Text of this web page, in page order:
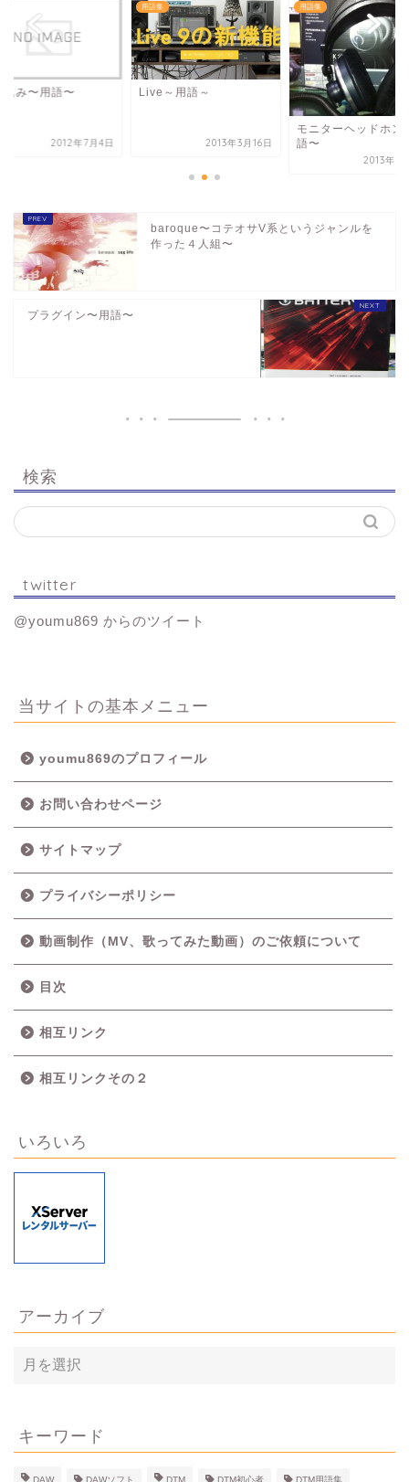
込み〜用語〜
2012年7月4日
用語集
Live～用語～
2013年3月16日
用語集
モニターヘッドホン
語〜
2013年8
baroque〜コテオサV系というジャンルを
作った４人組〜
プラグイン〜用語〜
検索
twitter
@youmu869 からのツイート
当サイトの基本メニュー
youmu869のプロフィール
お問い合わせページ
サイトマップ
プライバシーポリシー
動画制作（MV、歌ってみた動画）のご依頼について
目次
相互リンク
相互リンクその２
いろいろ
アーカイブ
ア
ー
ブ
キーワード
DAW DAWソフト DTM DTM初心者 DTM用語集